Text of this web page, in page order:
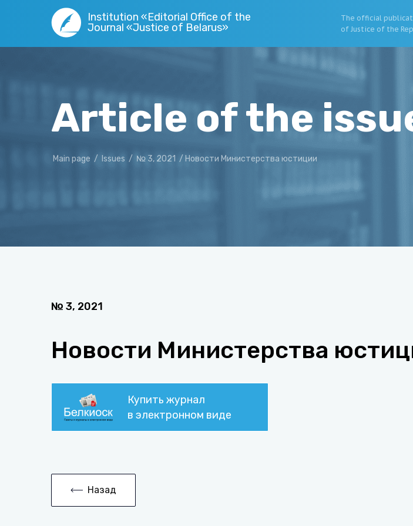
Institution «Editorial Office of the
Journal «Justice of Belarus»
The official
of Justice of the
Article of the
Main page / Issues / № 3, 2021 / Новости Министерства юстиции
№ 3, 2021
Новости Министерства
Купить журнал
в электронном виде
Назад